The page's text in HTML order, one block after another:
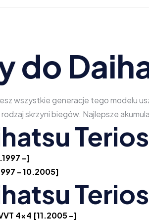
do
wszystkie generacje tego modelu
skrzyni biegów. Najlepsze
-]
- 10.2005]
4x4 [11.2005 -]